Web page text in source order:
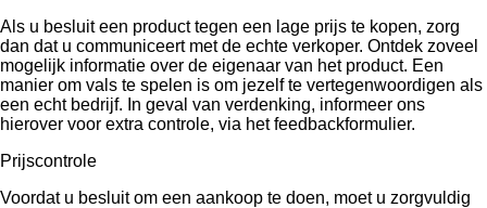
Als u besluit een product tegen een lage prijs te kopen, zorg
dan dat u communiceert met de echte verkoper. Ontdek zoveel
mogelijk informatie over de eigenaar van het product. Een
manier om vals te spelen is om jezelf te vertegenwoordigen als
een echt bedrijf. In geval van verdenking, informeer ons
hierover voor extra controle, via het feedbackformulier.
Prijscontrole
Voordat u besluit om een ​​aankoop te doen, moet u zorgvuldig